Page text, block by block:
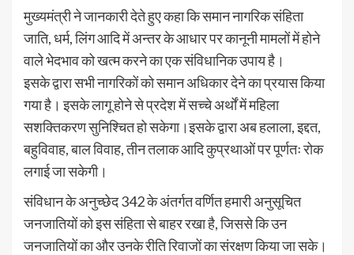
मुख्यमंत्री ने जानकारी देते हुए कहा कि समान नागरिक संहिता
जाति, धर्म, लिंग आदि में अन्तर के आधार पर कानूनी मामलों में होने
वाले भेदभाव को खत्म करने का एक संविधानिक उपाय है।
इसके द्वारा सभी नागरिकों को समान अधिकार देने का प्रयास किया
गया है। इसके लागू होने से प्रदेश में सच्चे अर्थों में महिला
सशक्तिकरण सुनिश्चित हो सकेगा।इसके द्वारा अब हलाला, इद्दत,
बहुविवाह, बाल विवाह, तीन तलाक आदि कुप्रथाओं पर पूर्णतः रोक
लगाई जा सकेगी।
संविधान के अनुच्छेद 342 के अंतर्गत वर्णित हमारी अनुसूचित
जनजातियों को इस संहिता से बाहर रखा है, जिससे कि उन
जनजातियों का और उनके रीति रिवाजों का संरक्षण किया जा सके।